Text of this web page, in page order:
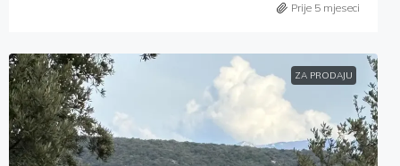
Prije 5 mjeseci
ZA PRODAJU